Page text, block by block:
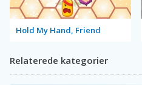
Hold My Hand, Friend
Relaterede kategorier